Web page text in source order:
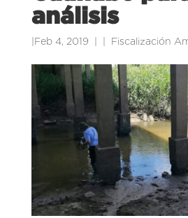
análisis
Feb 4, 2019 Fiscalización